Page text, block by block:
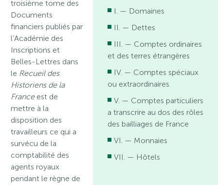
troisième tome des
Documents
financiers publiés par
l’Académie des
Inscriptions et
Belles-Lettres dans
le Recueil des
Historiens de la
France est de
mettre à la
disposition des
travailleurs ce qui a
survécu de la
comptabilité des
agents royaux
pendant le règne de
I. — Domaines
II. — Dettes
III. — Comptes ordinaires
et des terres étrangères
IV. — Comptes spéciaux
ou extraordinaires
V. — Comptes particuliers
a transcrire au dos des rôles
des bailliages de France
VI. — Monnaies
VII. — Hôtels